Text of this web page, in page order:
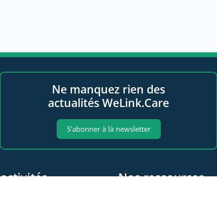
Ne manquez rien des
actualités WeLink.Care
S'abonner à là newsletter
Nos ressources